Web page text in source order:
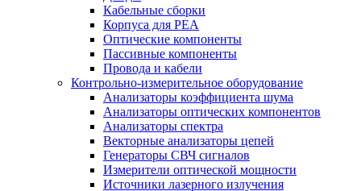
Кабельные сборки
Корпуса для РЕА
Оптические компоненты
Пассивные компоненты
Провода и кабели
Контрольно-измерительное оборудование
Анализаторы коэффициента шума
Анализаторы оптических компонентов
Анализаторы спектра
Векторные анализаторы цепей
Генераторы СВЧ сигналов
Измерители оптической мощности
Источники лазерного излучения